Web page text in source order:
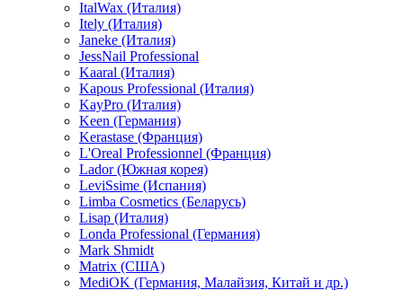
ItalWax (Италия)
Itely (Италия)
Janeke (Италия)
JessNail Professional
Kaaral (Италия)
Kapous Professional (Италия)
KayPro (Италия)
Keen (Германия)
Kerastase (Франция)
L'Oreal Professionnel (Франция)
Lador (Южная корея)
LeviSsime (Испания)
Limba Cosmetics (Беларусь)
Lisap (Италия)
Londa Professional (Германия)
Mark Shmidt
Matrix (США)
MediOK (Германия, Малайзия, Китай и др.)